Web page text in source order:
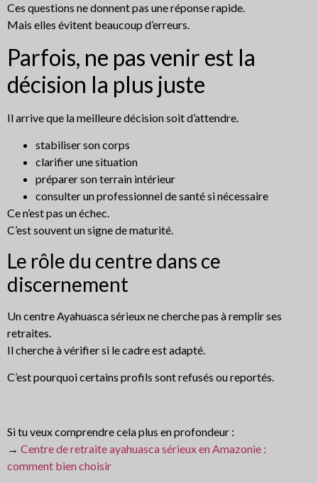
Ces questions ne donnent pas une réponse rapide.
Mais elles évitent beaucoup d’erreurs.
Parfois, ne pas venir est la
décision la plus juste
Il arrive que la meilleure décision soit d’attendre.
stabiliser son corps
clarifier une situation
préparer son terrain intérieur
consulter un professionnel de santé si nécessaire
Ce n’est pas un échec.
C’est souvent un signe de maturité.
Le rôle du centre dans ce
discernement
Un centre Ayahuasca sérieux ne cherche pas à remplir ses
retraites.
Il cherche à vérifier si le cadre est adapté.
C’est pourquoi certains profils sont refusés ou reportés.
Si tu veux comprendre cela plus en profondeur :
→ Centre de retraite ayahuasca sérieux en Amazonie :
comment bien choisir